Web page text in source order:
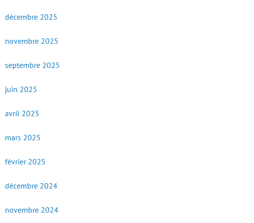
décembre 2025
novembre 2025
septembre 2025
juin 2025
avril 2025
mars 2025
février 2025
décembre 2024
novembre 2024